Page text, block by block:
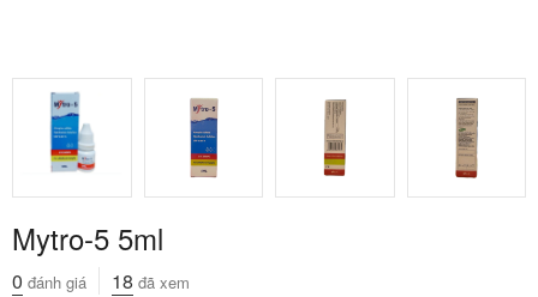
Mytro-5 5ml
0 đánh giá 18 đã xem